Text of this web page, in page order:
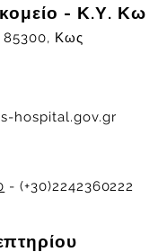
- Κ.Υ. Κω
85300, Κως
hospital.gov.gr
- (+30)2242360222